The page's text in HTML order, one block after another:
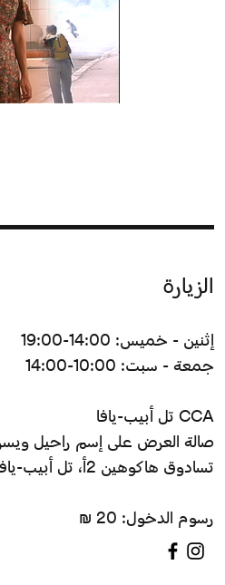
الزيارة
إثنين - خميس: 14:00-19:00
جمعة - سبت: 10:00-14:00
CCA تل أبيب-يافا
صالة العرض على إسم راحيل
تسادوق هاكوهين 2أ، تل أبيب-يافا
رسوم الدخول: 20 ₪